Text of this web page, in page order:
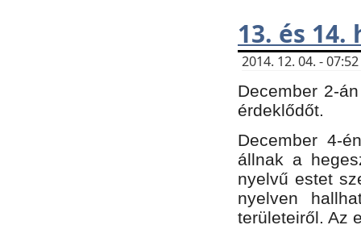
13. és
2014. 12. 04. -
December 2-
érdeklődőt.
December 4-
állnak a
nyelvű estet
nyelven
területeiről. Az